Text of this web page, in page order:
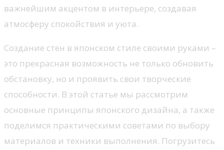
важнейшим акцентом в интерьере, создавая
атмосферу спокойствия и уюта.
Создание стен в японском стиле своими руками –
это прекрасная возможность не только обновить
обстановку, но и проявить свои творческие
способности. В этой статье мы рассмотрим
основные принципы японского дизайна, а также
поделимся практическими советами по выбору
материалов и техники выполнения. Погрузитесь